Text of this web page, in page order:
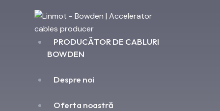
PRODUCĂTOR DE CABLURI
BOWDEN
Despre noi
Oferta noastră